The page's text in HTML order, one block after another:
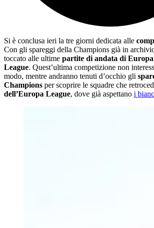
Si è conclusa ieri la tre giorni dedicata alle
Con gli spareggi della Champions già in
toccato alle ultime partite di andata di Europa
League. Quest’ultima competizione non
modo, mentre andranno tenuti d’occhio gli
Champions per scoprire le squadre che
dell’Europa League, dove già aspettano i